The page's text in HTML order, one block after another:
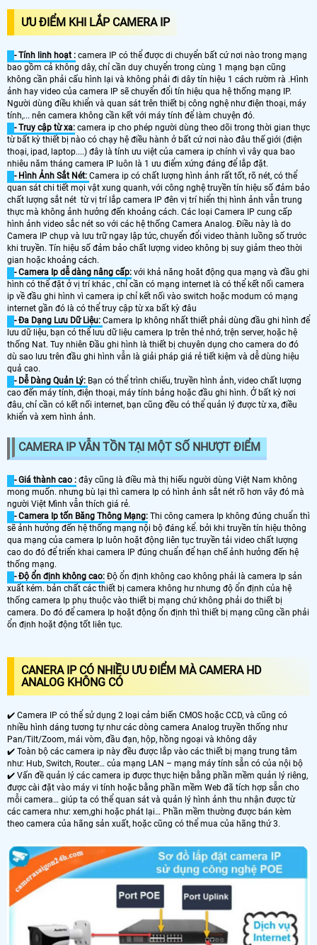
ƯU ĐIỂM KHI LẮP CAMERA IP
- Tính linh hoạt : camera IP có thể được di chuyển bất cứ nơi nào trong mạng
bao gồm cả không dây, chỉ cần duy chuyển trong cùng 1 mạng bạn cũng
không cần phải cấu hình lại và không phải đi dây tín hiệu 1 cách rườm rà .Hình
ảnh hay video của camera IP sẽ chuyển đổi tín hiệu qua hệ thống mạng IP.
Người dùng điều khiển và quan sát trên thiết bị công nghệ như điện thoại, máy
tính,... nên camera không cần kết với máy tính để làm chuyện đó.
- Truy cập từ xa: camera ip cho phép người dùng theo dõi trong thời gian thực
từ bất kỳ thiết bị nào có chạy hệ điều hành ở bất cứ nơi nào đâu thế giới (điện
thoại, ipad, laptop....) đây là tính ưu việt của camera ip chính vì vây qua bao
nhiêu năm tháng camera IP luôn là 1 ưu điểm xứng đáng để lắp đặt.
- Hình Ảnh Sắt Nét: Camera ip có chất lượng hình ảnh rất tốt, rõ nét, có thể
quan sát chi tiết mọi vật xung quanh, với công nghệ truyền tín hiệu số đảm bảo
chất lượng sắt nét từ vị trí lắp camera IP đên vị trí hiển thị hình ảnh vẫn trung
thực mà không ảnh hưởng đến khoảng cách. Các loại Camera IP cung cấp
hình ảnh video sắc nét so với các hệ thống Camera Analog. Điều này là do
Camera IP chụp và lưu trữ ngay lập tức, chuyển đổi video thành luồng số trước
khi truyền. Tín hiệu số đảm bảo chất lượng video không bị suy giảm theo thời
gian hoặc khoảng cách.
- Camera Ip dễ dàng nâng cấp: với khả năng hoăt động qua mạng và đầu ghi
hình có thể đặt ở vị trí khác , chỉ cần có mạng internet là có thể kết nối camera
ip về đầu ghi hình vì camera ip chỉ kết nối vào switch hoặc modum có mạng
internet gần đó là có thể truy cập từ xa bất kỳ đâu
- Đa Dạng Lưu Dữ Liệu: Camera Ip không nhất thiết phải dùng đầu ghi hình để
lưu dữ liệu, bạn có thể lưu dữ liệu camera Ip trên thẻ nhớ, trện server, hoặc hệ
thống Nat. Tuy nhiên Đầu ghi hình là thiết bị chuyên dụng cho camera do đó
dù sao lưu trên đầu ghi hình vẫn là giải pháp giá rẻ tiết kiệm và dễ dùng hiệu
quả cao.
- Dễ Dàng Quản Lý: Bạn có thể trình chiếu, truyền hình ảnh, video chất lượng
cao đến máy tính, điện thoại, máy tính bảng hoặc đầu ghi hình. Ở bất kỳ nơi
đâu, chỉ cần có kết nối internet, bạn cũng đều có thể quản lý được từ xa, điều
khiển và xem hình ảnh.
CAMERA IP VẪN TỒN TẠI MỘT SỐ NHƯỢT ĐIỂM
- Giá thành cao : đây cũng là điều mà thị hiếu người dùng Việt Nam không
mong muốn. nhưng bù lại thì camera Ip có hình ảnh sắt nét rõ hơn vây đó mà
người Việt Mình vẫn thích giá rẻ.
- Camera Ip tốn Băng Thông Mạng: Thi công camera Ip không đúng chuẩn thì
sẽ ảnh hưởng đến hệ thống mạng nội bộ đáng kể. bởi khi truyền tín hiệu thông
qua mạng của camera Ip luôn hoặt động liên tục truyền tải video chất lượng
cao do đó để triển khai camera IP đúng chuẩn để hạn chế ảnh hưởng đến hệ
thống mạng.
- Độ ổn định không cao: Độ ổn định không cao không phải là camera Ip sản
xuất kém. bản chất các thiết bị camera không hư nhưng độ ổn định của hệ
thống camera Ip phụ thuộc vào thiết bị mạng chứ không phải do thiết bị
camera. Do đó để camera Ip hoặt động ổn định thì thiết bị mạng cũng cần phải
ổn định hoặt động tốt liên tục.
CANERA IP CÓ NHIỀU ƯU ĐIỂM MÀ CAMERA HD
ANALOG KHÔNG CÓ
✔️ Camera IP có thể sử dụng 2 loại cảm biến CMOS hoặc CCD, và cũng có
nhiều hình dáng tương tự như các dòng camera Analog truyền thống như
Pan/Tilt/Zoom, mái vòm, đầu đạn, hộp, hồng ngoại và không dây
✔️ Toàn bộ các camera ip này đều được lắp vào các thiết bị mạng trung tâm
như: Hub, Switch, Router… của mạng LAN – mạng máy tính sẵn có của nội bộ
✔️ Vấn đề quản lý các camera ip được thực hiện bằng phần mềm quản lý riêng,
được cài đặt vào máy vi tính hoặc bằng phần mềm Web đã tích hợp sẵn cho
mỗi camera… giúp ta có thể quan sát và quản lý hình ảnh thu nhận được từ
các camera như: xem,ghi hoặc phát lại… Phần mềm thường được bán kèm
theo camera của hãng sản xuất, hoặc cũng có thể mua của hãng thứ 3.